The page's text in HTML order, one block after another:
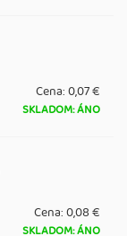
Cena:0,07 €
SKLADOM: ÁNO
Cena:0,08 €
SKLADOM: ÁNO